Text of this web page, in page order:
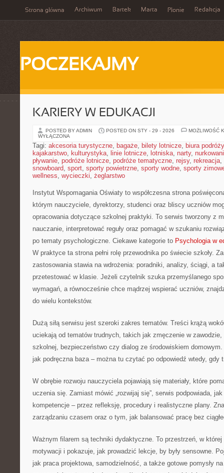
Strona główna Archiwum Bartek Marta Płonie Redakcja
POCZEKAJMY
KARIERY W EDUKACJI
POSTED BY ADMIN POSTED ON STY - 29 - 2026
MOŻLIWOŚĆ
WYŁĄCZONA
Tagi: akcesoria turystyczne, bagaże, bilety lotnicze, biura podróży
kajakarstwo, kulturystyka, linie lotnicze, lotniska, narty,
pływanie, podróże lotnicze, podróże tematyczne, rejsy, rekreacja,
snowboard, sport, sporty powietrzne, sporty wodne, sporty
wellness, wycieczki, żeglarstwo
Instytut Wspomagania Oświaty to współczesna strona
którym nauczyciele, dyrektorzy, studenci oraz bliscy uczniów
opracowania dotyczące szkolnej praktyki. To serwis tworzony z
nauczanie, interpretować reguły oraz pomagać w szukaniu
po tematy psychologiczne. Ciekawe kategorie to Psychologia w
W praktyce ta strona pełni rolę przewodnika po świecie szkoły.
zastosowania stawia na wdrożenia: poradniki, analizy, ściągi, a
przetestować w klasie. Jeżeli czytelnik szuka przemyślanego
wymagań, a równocześnie chce mądrzej wspierać uczniów,
do wielu kontekstów.
Dużą siłą serwisu jest szeroki zakres tematów. Treści krążą
uciekają od tematów trudnych, takich jak zmęczenie w zawodzie,
szkolnej, bezpieczeństwo czy dialog ze środowiskiem domowym.
jak podręczna baza – można tu czytać po odpowiedź wtedy, gdy
W obrębie rozwoju nauczyciela pojawiają się materiały, które
uczenia się. Zamiast mówić „rozwijaj się”, serwis podpowiada,
kompetencje – przez refleksję, procedury i realistyczne plany.
zarządzaniu czasem oraz o tym, jak balansować pracę bez
Ważnym filarem są techniki dydaktyczne. To przestrzeń, w której
motywacji i pokazuje, jak prowadzić lekcje, by były sensowne.
jak praca projektowa, samodzielność, a także gotowe pomysły